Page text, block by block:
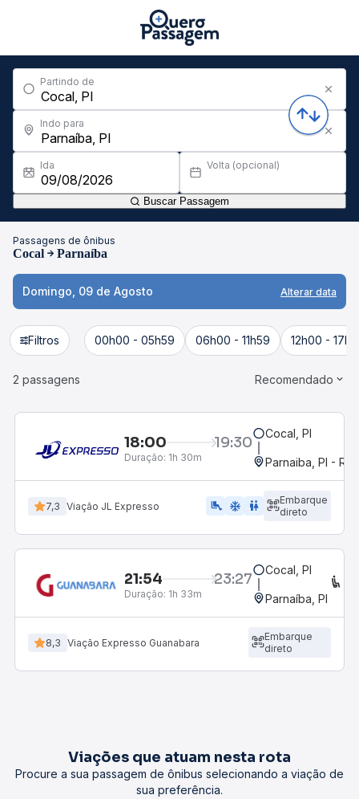
Partindo de
Indo para
Ida Volta (opcional)
Buscar Passagem
Passagens de ônibus
Cocal Parnaíba
Domingo, 09 de Agosto Alterar data
Filtros 00h00 - 05h59 06h00 - 11h59 12h00 -
2 passagens Recomendado
18:00 19:30
Duração: 1h 30m
Cocal, PI
Parnaiba, PI -
7,3 Viação JL Expresso airline_seat_legroom_extra ac_unit WC
Embarque
direto
21:54 23:27
Duração: 1h 33m
Cocal, PI
Parnaíba, PI
8,3 Viação Expresso Guanabara
Embarque
direto
Viações que atuam nesta rota
Procure a sua passagem de ônibus selecionando a viação de
sua preferência.